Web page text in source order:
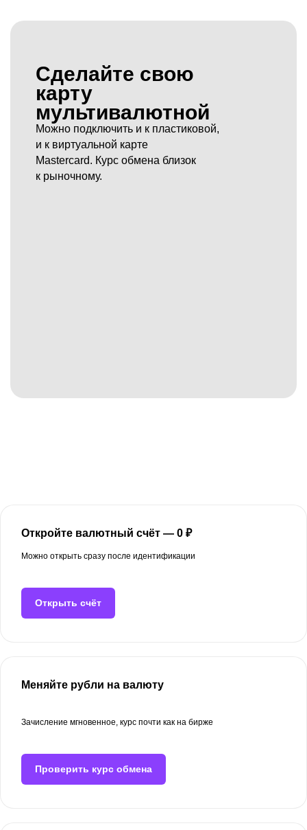
Сделайте свою
карту
мультивалютной
Можно подключить и к пластиковой,
и к виртуальной карте
Mastercard. Курс обмена близок
к рыночному.
Откройте валютный счёт — 0 ₽
Можно открыть сразу после идентификации
Открыть счёт
Меняйте рубли на валюту
Зачисление мгновенное, курс почти как на бирже
Проверить курс обмена